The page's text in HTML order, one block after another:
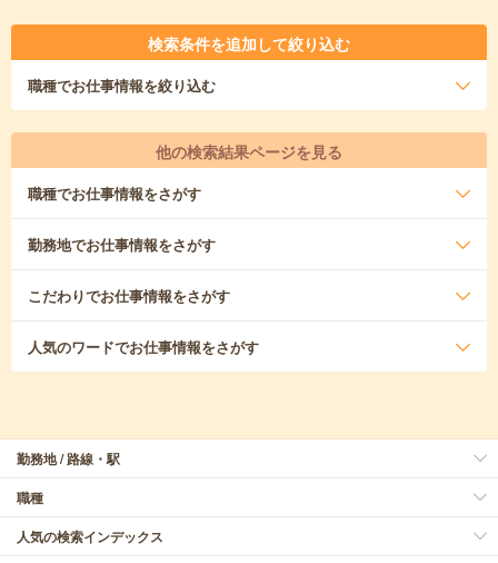
検索条件を追加して絞り込む
職種でお仕事情報を絞り込む
他の検索結果ページを見る
職種でお仕事情報をさがす
勤務地でお仕事情報をさがす
こだわりでお仕事情報をさがす
人気のワードでお仕事情報をさがす
勤務地 / 路線・駅
職種
人気の検索インデックス